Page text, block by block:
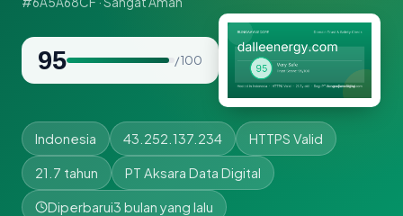
95 / 100
Indonesia 43.252.137.234 HTTPS Valid
21.7 tahun PT Aksara Data Digital
Diperbarui3 bulan yang lalu